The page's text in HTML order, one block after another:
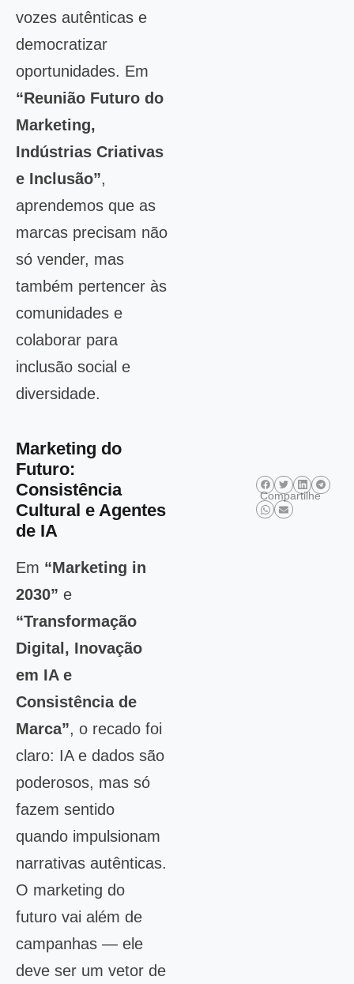
vozes autênticas e
democratizar
oportunidades. Em
“Reunião Futuro do
Marketing,
Indústrias Criativas
e Inclusão”,
aprendemos que as
marcas precisam não
só vender, mas
também pertencer às
comunidades e
colaborar para
inclusão social e
diversidade.
Marketing do
Futuro:
Consistência
Cultural e Agentes
de IA
Em “Marketing in
2030” e
“Transformação
Digital, Inovação
em IA e
Consistência de
Marca”, o recado foi
claro: IA e dados são
poderosos, mas só
fazem sentido
quando impulsionam
narrativas autênticas.
O marketing do
futuro vai além de
campanhas — ele
deve ser um vetor de
Compartilhe